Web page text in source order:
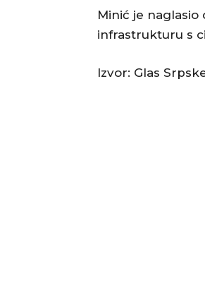
Minić je naglasio
infrastrukturu s
Izvor: Glas